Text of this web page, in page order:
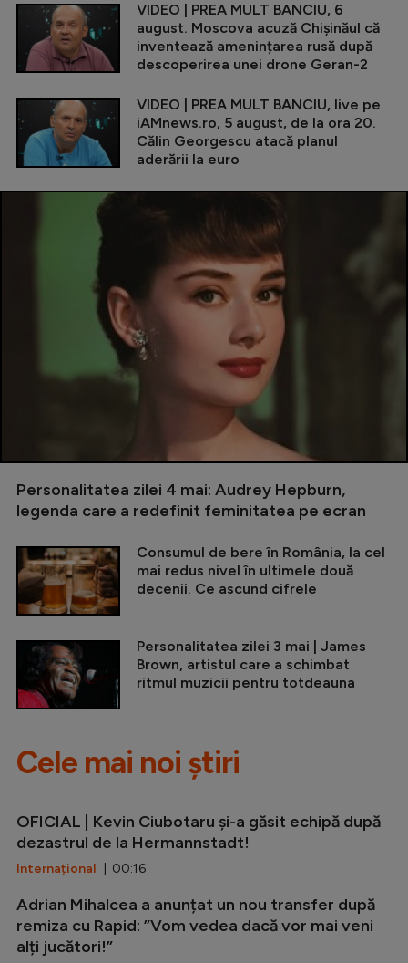
VIDEO | PREA MULT BANCIU, 6
august. Moscova acuză Chișinăul că
inventează amenințarea rusă după
descoperirea unei drone Geran-2
VIDEO | PREA MULT BANCIU, live pe
iAMnews.ro, 5 august, de la ora 20.
Călin Georgescu atacă planul
aderării la euro
Personalitatea zilei 4 mai: Audrey Hepburn,
legenda care a redefinit feminitatea pe ecran
Consumul de bere în România, la cel
mai redus nivel în ultimele două
decenii. Ce ascund cifrele
Personalitatea zilei 3 mai | James
Brown, artistul care a schimbat
ritmul muzicii pentru totdeauna
Cele mai noi știri
OFICIAL | Kevin Ciubotaru și-a găsit echipă după
dezastrul de la Hermannstadt!
Internațional | 00:16
Adrian Mihalcea a anunțat un nou transfer după
remiza cu Rapid: ”Vom vedea dacă vor mai veni
alți jucători!”